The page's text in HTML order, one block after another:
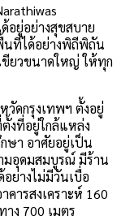
อยู่อย่างสุขสบาย
นที่ได้อย่างพิถีพิถัน
ยวขนาดใหญ่ ให้ทุก
วัดกรุงเทพฯ ตั้งอยู่
งที่อยู่ใกล้แหล่ง
ษา อาศัยอยู่เป็น
มอุดมสมบูรณ์ มีร้าน
อย่างไม่มีวันเบื่อ
คารสงเคราะห์ 160
ง 700 เมตร